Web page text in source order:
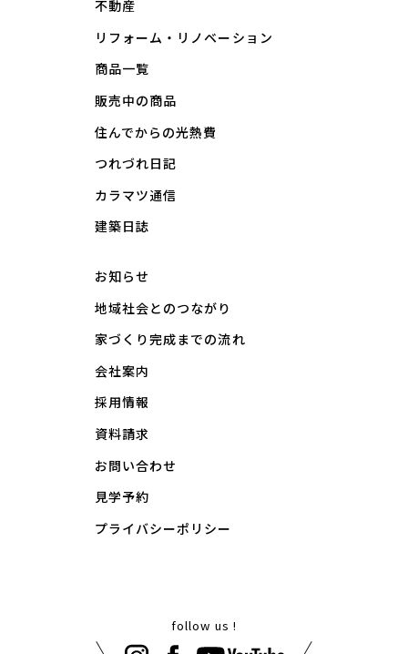
不動産
リフォーム・リノベーション
商品一覧
販売中の商品
住んでからの光熱費
つれづれ日記
カラマツ通信
建築日誌
お知らせ
地域社会とのつながり
家づくり完成までの流れ
会社案内
採用情報
資料請求
お問い合わせ
見学予約
プライバシーポリシー
follow us !